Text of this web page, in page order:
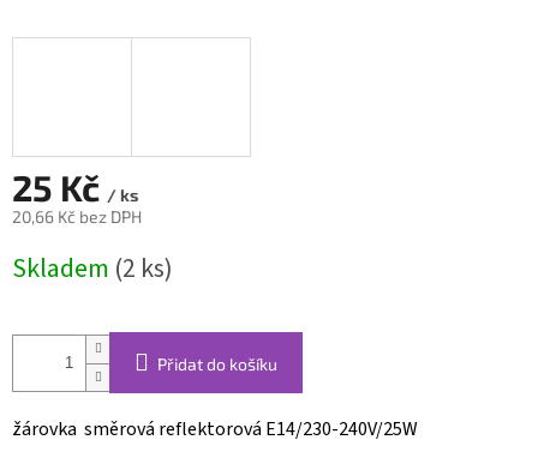
25 Kč / ks
20,66 Kč bez DPH
cena:
Skladem (2 ks)
Přidat do košíku
žárovka směrová reflektorová E14/230-240V/25W